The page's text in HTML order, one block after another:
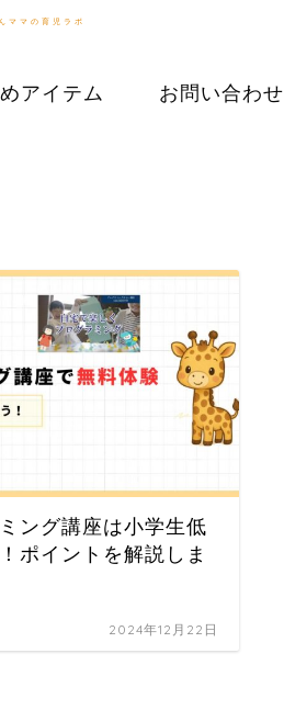
ママの育児ラボ
アイテム お問い合わせ
ング講座は小学生低
ポイントを解説しま
2024年12月22日